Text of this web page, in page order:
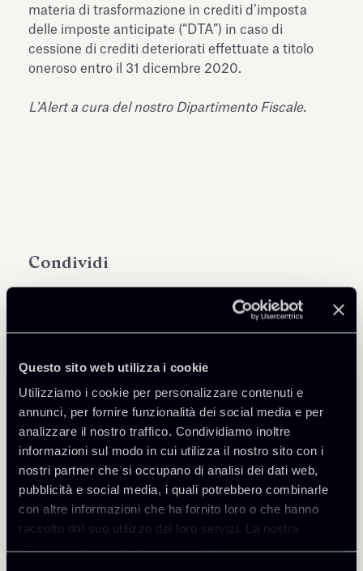
Questo sito web utilizza i cookie
Utilizziamo i cookie per personalizzare contenuti e
annunci, per fornire funzionalità dei social media e per
analizzare il nostro traffico. Condividiamo inoltre
informazioni sul modo in cui utilizza il nostro sito con i
nostri partner che si occupano di analisi dei dati web,
pubblicità e social media, i quali potrebbero combinarle
con altre informazioni che ha fornito loro o che hanno
raccolto dal suo utilizzo dei loro servizi. La nostra
informativa privacy è disponibilequi.
Approfondisci
Tax
Scarica Allegati
Newsletter-Tax-DTA-
5112020.pdf
materia di trasformazione in crediti d’imposta
delle imposte anticipate (“DTA”) in caso di
cessione di crediti deteriorati effettuate a titolo
oneroso entro il 31 dicembre 2020.
L'Alert a cura del nostro Dipartimento Fiscale.
Condividi